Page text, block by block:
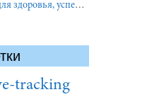
успеха и отношений
tracking